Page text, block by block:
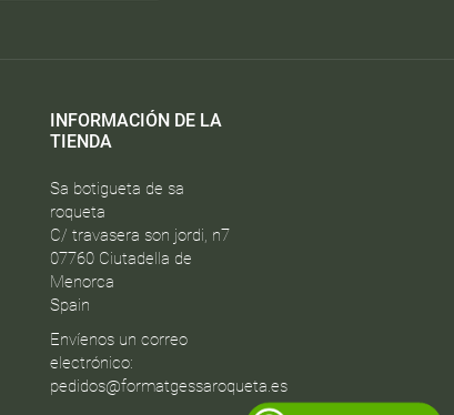
INFORMACIÓN DE LA
TIENDA
Sa botigueta de sa
roqueta
C/ travasera son jordi, n7
07760 Ciutadella de
Menorca
Spain
Envíenos un correo
electrónico:
pedidos@formatgessaroqueta.es